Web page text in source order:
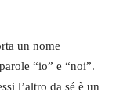
un nome
“io” e “noi”.
l’altro da sé è un